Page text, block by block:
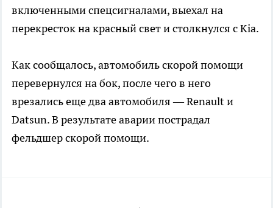
включенными спецсигналами, выехал на
перекресток на красный свет и столкнулся с Kia.
Как сообщалось, автомобиль скорой помощи
перевернулся на бок, после чего в него
врезались еще два автомобиля — Renault и
Datsun. В результате аварии пострадал
фельдшер скорой помощи.